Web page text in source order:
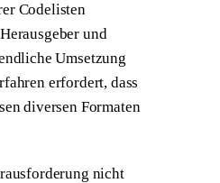
Codelisten
und
Umsetzung
erfordert, dass
diversen Formaten
nicht